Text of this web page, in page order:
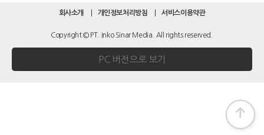
회사소개 개인정보처리방침 서비스이용약관
Copyright © PT. Inko Sinar Media. All rights reserved.
PC 버전으로 보기